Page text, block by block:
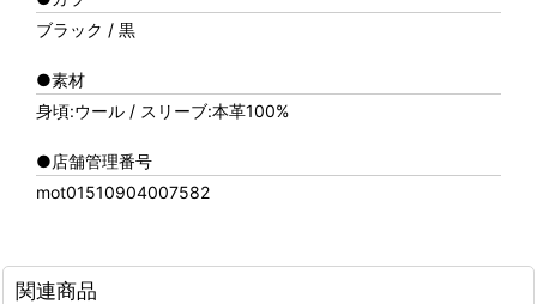
ブラック / 黒
●素材
身頃:ウール / スリーブ:本革100%
●店舗管理番号
mot01510904007582
関連商品